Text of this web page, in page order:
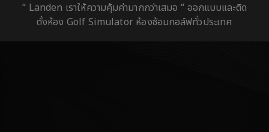
“ Landen เราให้ความคุ้มค่ามากกว่าเสมอ “ ออกแบบและติด
ตั้งห้อง Golf Simulator ห้องซ้อมกอล์ฟทั่วประเทศ